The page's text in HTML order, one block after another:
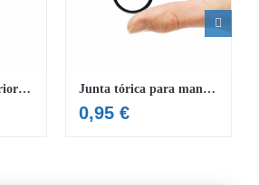
Barra soporte superior piscina 488×122 cm Junta tórica para manguera de Φ32mm
0,95 €